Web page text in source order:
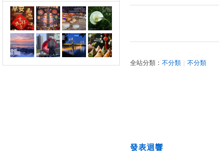
全站分類： 不分類 不分類
發表迴響